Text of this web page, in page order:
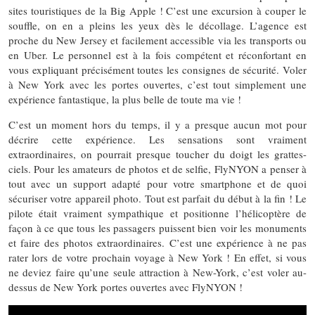
sites touristiques de la Big Apple ! C’est une excursion à couper le
souffle, on en a pleins les yeux dès le décollage. L’agence est
proche du New Jersey et facilement accessible via les transports ou
en Uber. Le personnel est à la fois compétent et réconfortant en
vous expliquant précisément toutes les consignes de sécurité. Voler
à New York avec les portes ouvertes, c’est tout simplement une
expérience fantastique, la plus belle de toute ma vie !
C’est un moment hors du temps, il y a presque aucun mot pour
décrire cette expérience. Les sensations sont vraiment
extraordinaires, on pourrait presque toucher du doigt les grattes-
ciels. Pour les amateurs de photos et de selfie, FlyNYON a penser à
tout avec un support adapté pour votre smartphone et de quoi
sécuriser votre appareil photo. Tout est parfait du début à la fin ! Le
pilote était vraiment sympathique et positionne l’hélicoptère de
façon à ce que tous les passagers puissent bien voir les monuments
et faire des photos extraordinaires. C’est une expérience à ne pas
rater lors de votre prochain voyage à New York ! En effet, si vous
ne deviez faire qu’une seule attraction à New-York, c’est voler au-
dessus de New York portes ouvertes avec FlyNYON !